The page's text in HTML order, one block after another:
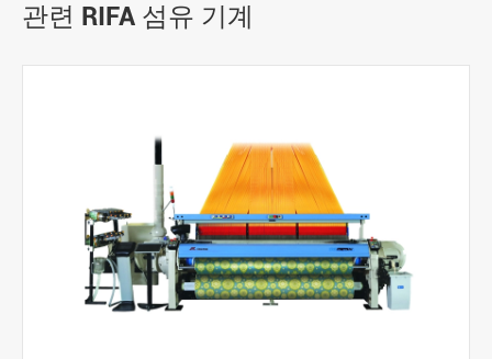
관련 RIFA 섬유 기계